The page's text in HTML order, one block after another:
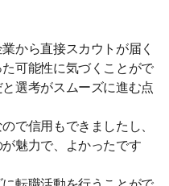
から直接スカウトが届く
可能性に気づくことがで
選考がスムーズに進む点
で信用もできましたし、
魅力で、よかったです